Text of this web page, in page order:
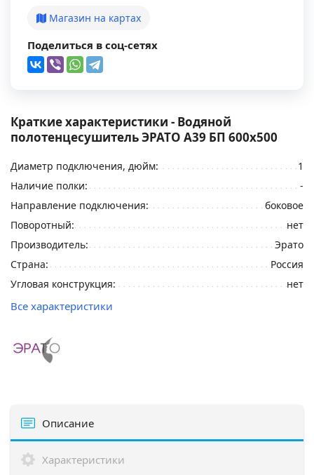
Магазин на картах
Поделиться в соц-сетях
Краткие характеристики - Водяной
полотенцесушитель ЭРАТО А39 БП 600x500
Диаметр подключения, дюйм:
1
Наличие полки:
-
Направление подключения:
боковое
Поворотный:
нет
Производитель:
Эрато
Страна:
Россия
Угловая конструкция:
нет
Все характеристики
Описание
Характеристики